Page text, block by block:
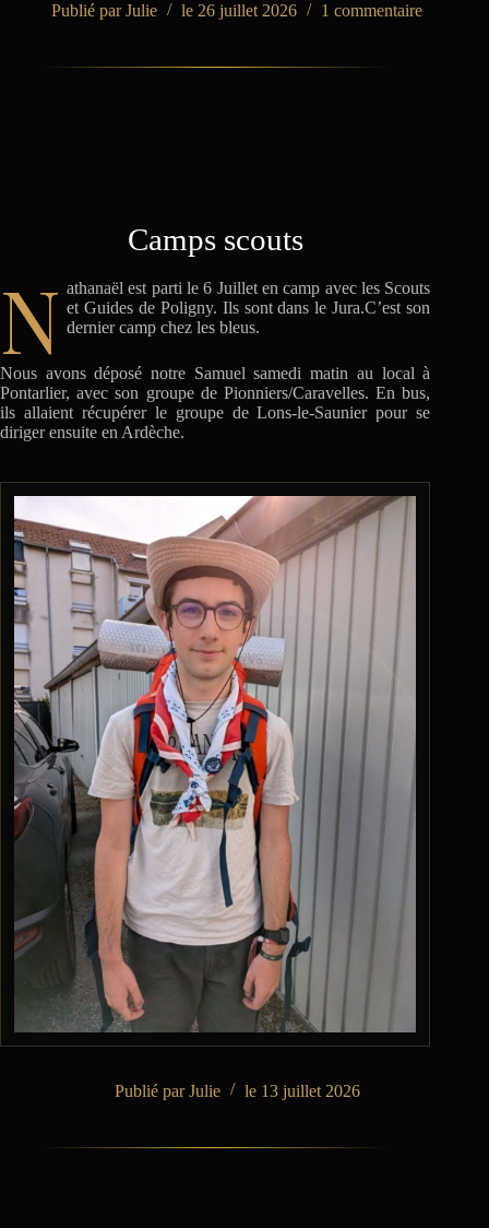
Julie 26 juillet 2026 1 commentaire
Camps scouts
N athanaël est parti le 6 Juillet en camp avec les Scouts
et Guides de Poligny. Ils sont dans le Jura.C’est son
dernier camp chez les bleus.
Nous avons déposé notre Samuel samedi matin au local à
Pontarlier, avec son groupe de Pionniers/Caravelles. En bus,
ils allaient récupérer le groupe de Lons-le-Saunier pour se
diriger ensuite en Ardèche.
Julie 13 juillet 2026